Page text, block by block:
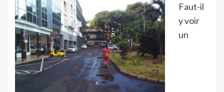
Faut-il
y voir
un